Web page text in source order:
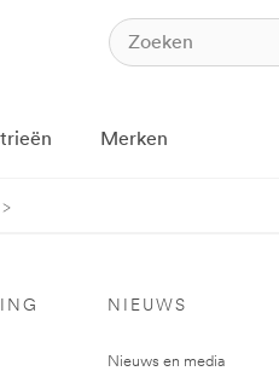
Merken
NIEUWS
Nieuws en media